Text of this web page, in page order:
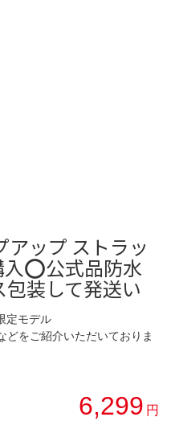
アップ ストラッ
⭕️公式品防水
装して発送い
定モデル
どをご紹介いただいておりま
6,299 円